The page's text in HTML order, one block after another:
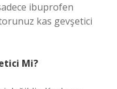
ibuprofen
kas gevşetici
Mi?